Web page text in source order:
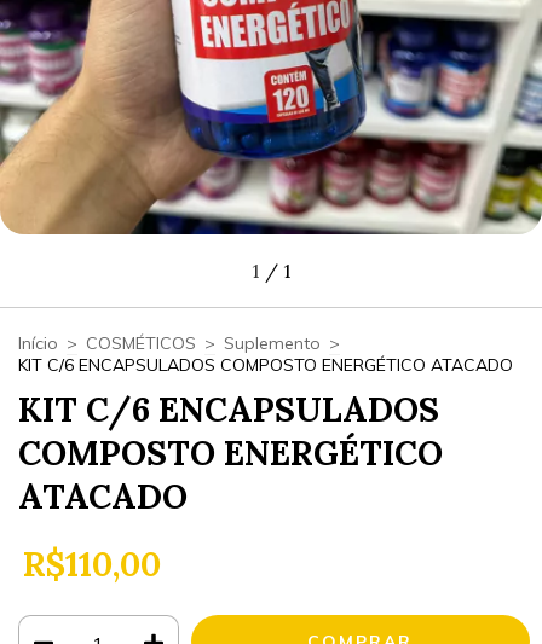
1 / 1
Início > COSMÉTICOS > Suplemento >
KIT C/6 ENCAPSULADOS COMPOSTO ENERGÉTICO ATACADO
KIT C/6 ENCAPSULADOS
COMPOSTO ENERGÉTICO
ATACADO
R$110,00